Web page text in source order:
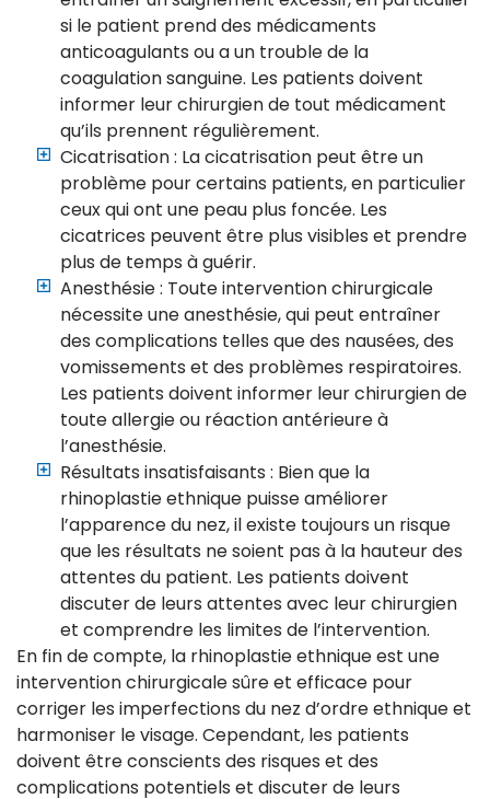
si le patient prend des médicaments
anticoagulants ou a un trouble de la
coagulation sanguine. Les patients doivent
informer leur chirurgien de tout médicament
qu’ils prennent régulièrement.
Cicatrisation : La cicatrisation peut être un
problème pour certains patients, en particulier
ceux qui ont une peau plus foncée. Les
cicatrices peuvent être plus visibles et prendre
plus de temps à guérir.
Anesthésie : Toute intervention chirurgicale
nécessite une anesthésie, qui peut entraîner
des complications telles que des nausées, des
vomissements et des problèmes respiratoires.
Les patients doivent informer leur chirurgien de
toute allergie ou réaction antérieure à
l’anesthésie.
Résultats insatisfaisants : Bien que la
rhinoplastie ethnique puisse améliorer
l’apparence du nez, il existe toujours un risque
que les résultats ne soient pas à la hauteur des
attentes du patient. Les patients doivent
discuter de leurs attentes avec leur chirurgien
et comprendre les limites de l’intervention.
En fin de compte, la rhinoplastie ethnique est une
intervention chirurgicale sûre et efficace pour
corriger les imperfections du nez d’ordre ethnique et
harmoniser le visage. Cependant, les patients
doivent être conscients des risques et des
complications potentiels et discuter de leurs